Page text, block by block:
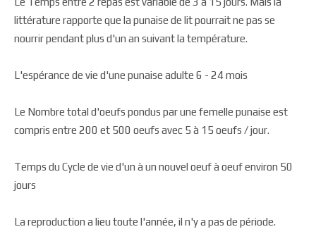
littérature rapporte que la punaise de lit pourrait ne pas se
nourrir pendant plus d'un an suivant la température.
L'espérance de vie d'une punaise adulte 6 -­ 24 mois
Le Nombre total d'oeufs pondus par une femelle punaise est
compris entre 200 et 500 oeufs avec 5 à 15 oeufs / jour.
Temps du Cycle de vie d'un à un nouvel oeuf à oeuf environ 50
jours
La reproduction a lieu toute l'année, il n'y a pas de période.